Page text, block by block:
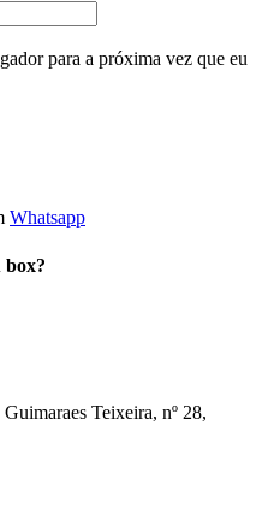
para a próxima vez que eu
Whatsapp
box?
Teixeira, nº 28,